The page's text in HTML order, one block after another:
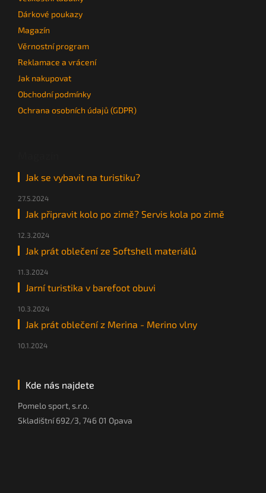
Dárkové poukazy
Magazín
Věrnostní program
Reklamace a vrácení
Jak nakupovat
Obchodní podmínky
Ochrana osobních údajů (GDPR)
Jak se vybavit na turistiku?
27.5.2024
Jak připravit kolo po zimě? Servis kola po zimě
12.3.2024
Jak prát oblečení ze Softshell materiálů
11.3.2024
Jarní turistika v barefoot obuvi
10.3.2024
Jak prát oblečení z Merina - Merino vlny
10.1.2024
Kde nás najdete
Pomelo sport, s.r.o.
Skladištní 692/3, 746 01 Opava